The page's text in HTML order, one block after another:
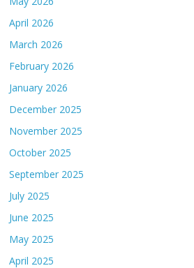
April 2026
March 2026
February 2026
January 2026
December 2025
November 2025
October 2025
September 2025
July 2025
June 2025
May 2025
April 2025